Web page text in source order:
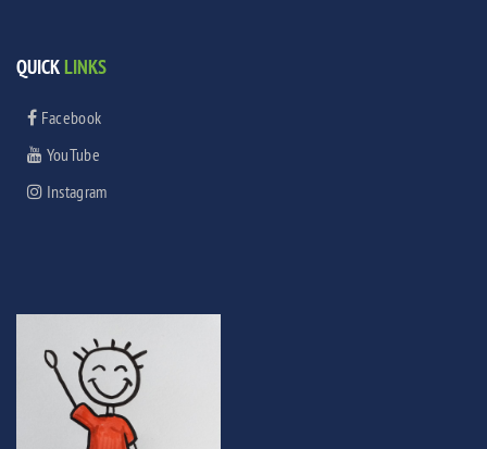
QUICKLINKS
Facebook
YouTube
Instagram